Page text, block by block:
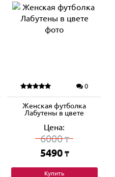
0
Женская футболка
Лабутены в цвете
Цена:
6000₸
5490 ₸
Купить